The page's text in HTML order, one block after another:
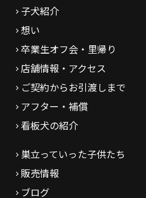
子犬紹介
想い
卒業生オフ会・里帰り
店舗情報・アクセス
ご契約からお引渡しまで
アフター・補償
看板犬の紹介
巣立っていった子供たち
販売情報
ブログ